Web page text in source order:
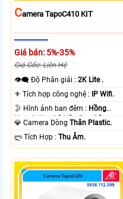
CAmera TapoC410 KIT
Giá bán: 5%-35%
Giá Gốc: Liên Hệ
👁️‍🗨 Độ Phân giải :2K Lite .
⚜️ Tích hợp công nghệ : IP Wifi.
🌛 Hình ảnh ban đêm : Hồng
Ngoại 10m Có Màu Ban Ðêm.
💎 Camera DòngThân Plastic.
️ლ Tích Hợp :Thu Âm.